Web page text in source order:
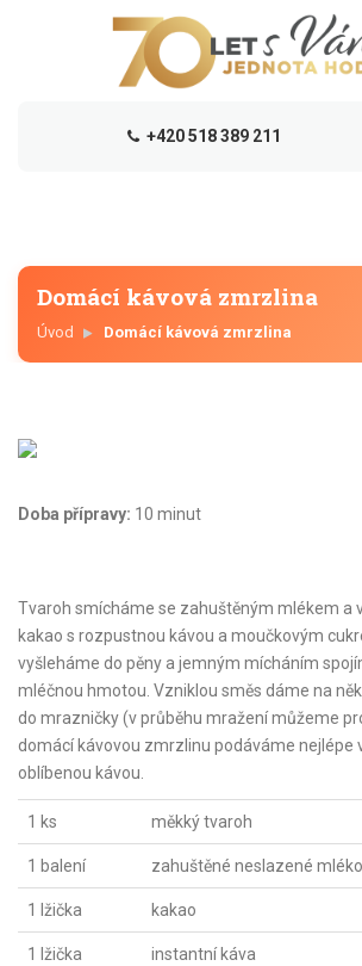
+420 518 389 211
Domácí kávová zmrzlina
Úvod Domácí kávová zmrzlina
Doba přípravy: 10 minut
Tvaroh smícháme se zahuštěným mlékem a
kakao s rozpustnou kávou a moučkovým
vyšleháme do pěny a jemným mícháním
mléčnou hmotou. Vzniklou směs dáme na
do mrazničky (v průběhu mražení můžeme
domácí kávovou zmrzlinu podáváme nejlépe
oblíbenou kávou.
1 ks měkký tvaroh
1 balení zahuštěné neslazené mléko
1 lžička kakao
1 lžička instantní káva